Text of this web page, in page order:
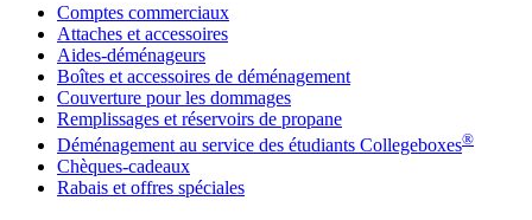
Comptes commerciaux
Attaches et accessoires
Aides-déménageurs
Boîtes et accessoires de déménagement
Couverture pour les dommages
Remplissages et réservoirs de propane
Déménagement au service des étudiants Collegeboxes®
Chèques-cadeaux
Rabais et offres spéciales